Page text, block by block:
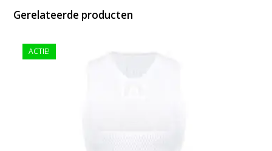
Gerelateerde producten
ACTIE!